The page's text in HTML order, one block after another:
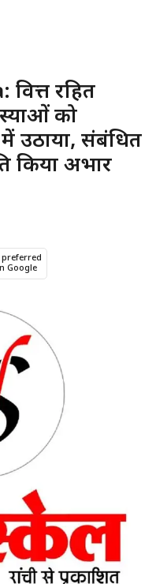
रहित
को
उठाया, संबंधित
किया अभार
Google